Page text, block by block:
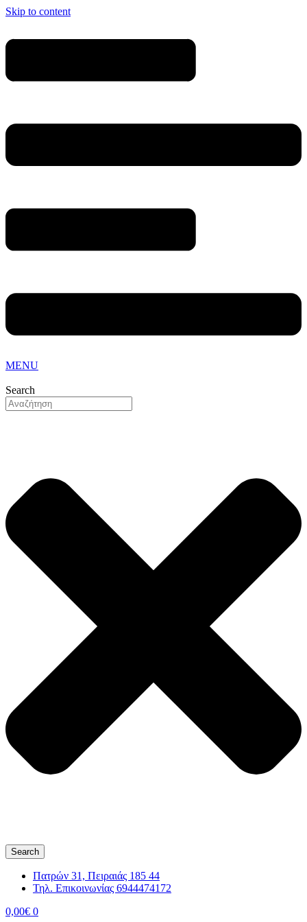
Skip to content
MENU
Search
Search
Πατρών 31, Πειραιάς 185 44
Τηλ. Επικοινωνίας 6944474172
0,00€ 0